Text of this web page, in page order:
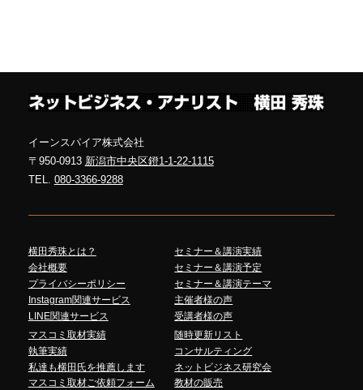
イーンスパイア株式会社
〒950-0913 新潟市中央区鐙1-1-22-1115
TEL. 080-3366-9288
横田秀珠とは？
会社概要
プライバシーポリシー
Instagram関連サービス
LINE関連サービス
セミナー＆講演実績
セミナー＆講演予定
セミナー＆講演テーマ
主催者様の声
受講者様の声
マスコミ取材実績
執筆実績
私達も横田氏を推薦します
マスコミ取材ご依頼フォーム
随時更新リスト
コンサルティング
ネットビジネス研究会
教材の販売